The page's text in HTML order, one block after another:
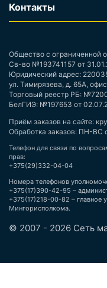
Контакты
Общество с ограниченной
Св-во №193741157 от
Юридический адрес:
ул. Тимирязева, д. 65А,
Торговый реестр РБ:
БелГИЭ: №197653 от
Приём заказов на сайте:
Обработка заказов: ПН-ВС
Телефон для связи по
прав:
+375(29)332-04-04
Номера телефонов
+375(17)390-42-95 –
+375(17)218-00-82 – главное
Мингорисполкома.
© 2007 - 2026 Сеть